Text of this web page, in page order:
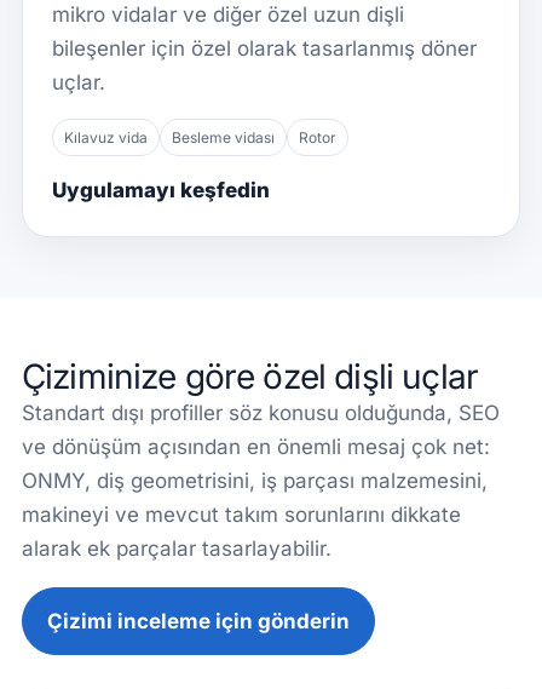
mikro vidalar ve diğer özel uzun dişli
bileşenler için özel olarak tasarlanmış döner
uçlar.
Kılavuz vida Besleme vidası Rotor
Uygulamayı keşfedin
Çiziminize göre özel dişli uçlar
Standart dışı profiller söz konusu olduğunda, SEO
ve dönüşüm açısından en önemli mesaj çok net:
ONMY, diş geometrisini, iş parçası malzemesini,
makineyi ve mevcut takım sorunlarını dikkate
alarak ek parçalar tasarlayabilir.
Çizimi inceleme için gönderin